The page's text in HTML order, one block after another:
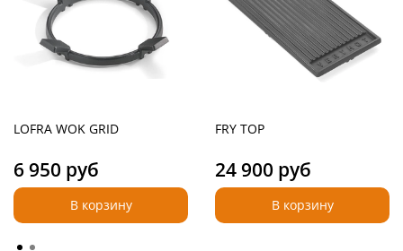
LOFRA WOK GRID
6 950 руб
В корзину
FRY TOP
24 900 руб
В корзину